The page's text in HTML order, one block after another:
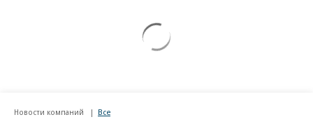
Новости компаний Все